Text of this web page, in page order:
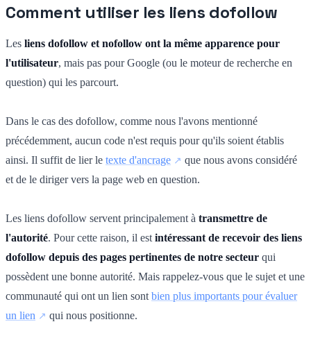
Comment utiliser les liens dofollow
Les liens dofollow et nofollow ont la même apparence pour
l'utilisateur, mais pas pour Google (ou le moteur de recherche en
question) qui les parcourt.
Dans le cas des dofollow, comme nous l'avons mentionné
précédemment, aucun code n'est requis pour qu'ils soient établis
ainsi. Il suffit de lier le texte d'ancrage
que nous avons considéré
et de le diriger vers la page web en question.
Les liens dofollow servent principalement à transmettre de
l'autorité. Pour cette raison, il est intéressant de recevoir des liens
dofollow depuis des pages pertinentes de notre secteur qui
possèdent une bonne autorité. Mais rappelez-vous que le sujet et une
communauté qui ont un lien sont bien plus importants pour évaluer
un lien
qui nous positionne.